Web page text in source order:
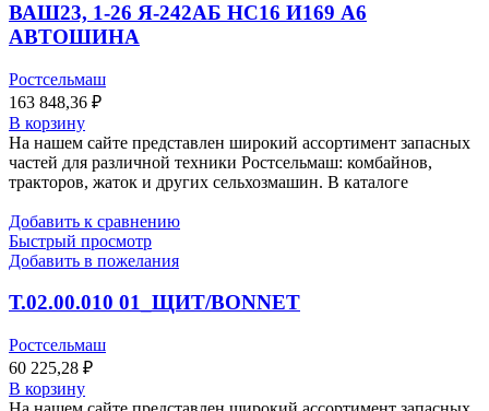
ВАШ23, 1-26 Я-242АБ НС16 И169 А6
АВТОШИНА
Ростсельмаш
163 848,36 ₽
В корзину
На нашем сайте представлен широкий ассортимент запасных
частей для различной техники Ростсельмаш: комбайнов,
тракторов, жаток и других сельхозмашин. В каталоге
Добавить к сравнению
Быстрый просмотр
Добавить в пожелания
Т.02.00.010 01_ЩИТ/BONNET
Ростсельмаш
60 225,28 ₽
В корзину